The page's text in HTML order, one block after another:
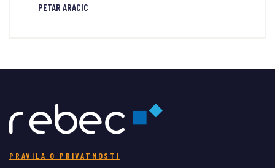
PETAR ARACIC
PRAVILA O PRIVATNOSTI